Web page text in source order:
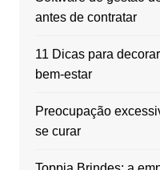
antes de contratar
11 Dicas para
bem-estar
Preocupação
se curar